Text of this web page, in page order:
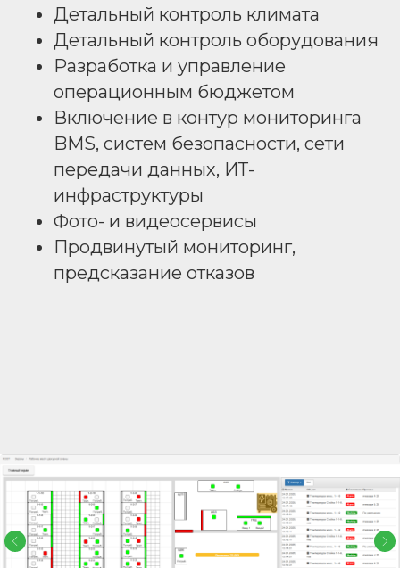
Детальный контроль климата
Детальный контроль оборудования
Разработка и управление
операционным бюджетом
Включение в контур мониторинга
BMS, систем безопасности, сети
передачи данных, ИТ-
инфраструктуры
Фото- и видеосервисы
Продвинутый мониторинг,
предсказание отказов